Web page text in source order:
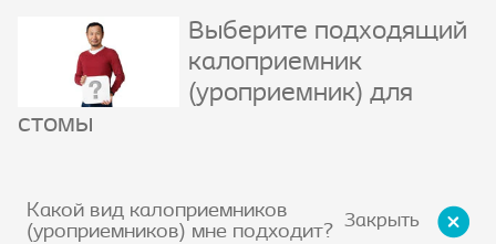
Выберите подходящий
калоприемник
(уроприемник) для
стомы
Закрыть
Какой вид калоприемников
(уроприемников) мне подходит?